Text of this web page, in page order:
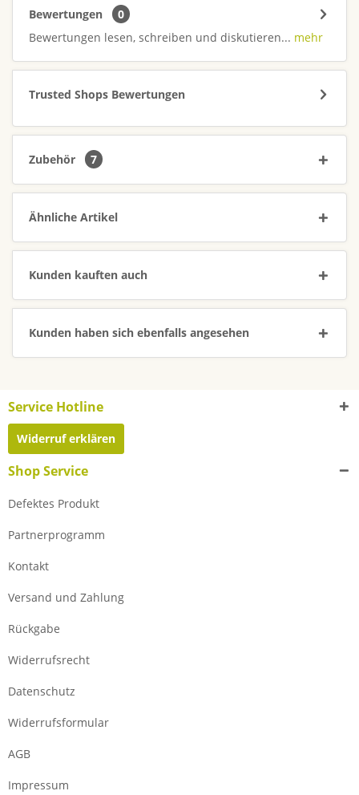
Bewertungen
0
Bewertungen lesen, schreiben und diskutieren... mehr
Trusted Shops Bewertungen
Zubehör 7
Ähnliche Artikel
Kunden kauften auch
Kunden haben sich ebenfalls angesehen
Service Hotline
Widerruf erklären
Shop Service
Defektes Produkt
Partnerprogramm
Kontakt
Versand und Zahlung
Rückgabe
Widerrufsrecht
Datenschutz
Widerrufsformular
AGB
Impressum